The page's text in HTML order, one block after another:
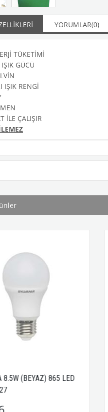
YORUMLAR(0)
TÜKETİMİ
GÜCÜ
IŞIK RENGİ
İLE ÇALIŞIR
18W TOURCH BEYAZ